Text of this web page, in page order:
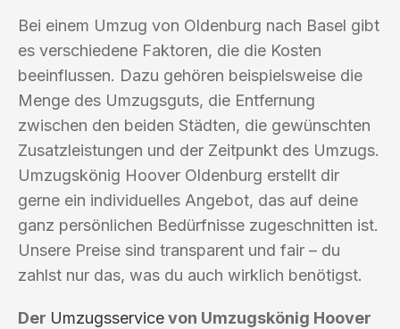
Bei einem Umzug von Oldenburg nach Basel gibt
es verschiedene Faktoren, die die Kosten
beeinflussen. Dazu gehören beispielsweise die
Menge des Umzugsguts, die Entfernung
zwischen den beiden Städten, die gewünschten
Zusatzleistungen und der Zeitpunkt des Umzugs.
Umzugskönig Hoover Oldenburg erstellt dir
gerne ein individuelles Angebot, das auf deine
ganz persönlichen Bedürfnisse zugeschnitten ist.
Unsere Preise sind transparent und fair – du
zahlst nur das, was du auch wirklich benötigst.
Der Umzugsservicevon Umzugskönig Hoover